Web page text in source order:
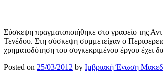
Σύσκεψη πραγματοποιήθηκε στο γραφείο της
Τενέδου. Στη σύσκεψη συμμετείχαν ο
χρηματοδότηση του συγκεκριμένου έργου έχει
Posted on 25/03/2012 by Ιμβριακή Ένωση